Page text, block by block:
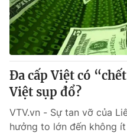
® Cấm sao chép dưới mọi
thuận bằng văn bản. Ghi rõ
thông tin từ website này.
Đa cấp Việt có
Việt sụp đổ?
VTV.vn - Sự tan vỡ của
hưởng to lớn đến không